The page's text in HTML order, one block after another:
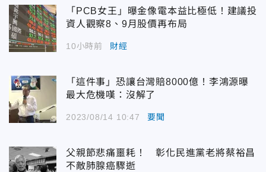
「PCB女王」曝金像電本益比極低！建議投
資人觀察8、9月股價再布局
10小時前 財經
「這件事」恐讓台灣賠8000億！李鴻源曝
最大危機嘆：沒解了
2023/08/14 10:47 要聞
父親節悲痛噩耗！ 彰化民進黨老將蔡裕昌
不敵肺腺癌驟逝